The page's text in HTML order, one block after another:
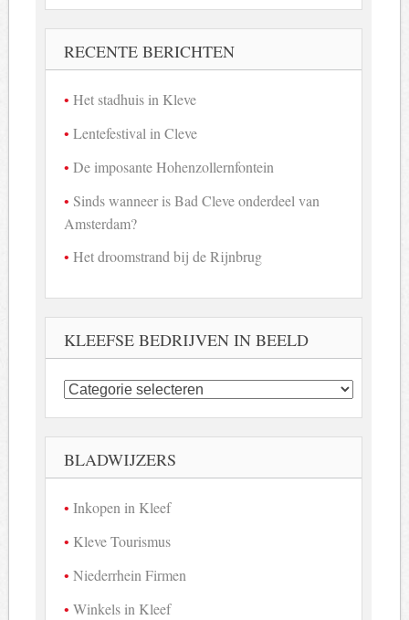
RECENTE BERICHTEN
Het stadhuis in Kleve
Lentefestival in Cleve
De imposante Hohenzollernfontein
Sinds wanneer is Bad Cleve onderdeel van
Amsterdam?
Het droomstrand bij de Rijnbrug
KLEEFSE BEDRIJVEN IN BEELD
Kleefse
bedrijven
beeld
BLADWIJZERS
Inkopen in Kleef
Kleve Tourismus
Niederrhein Firmen
Winkels in Kleef